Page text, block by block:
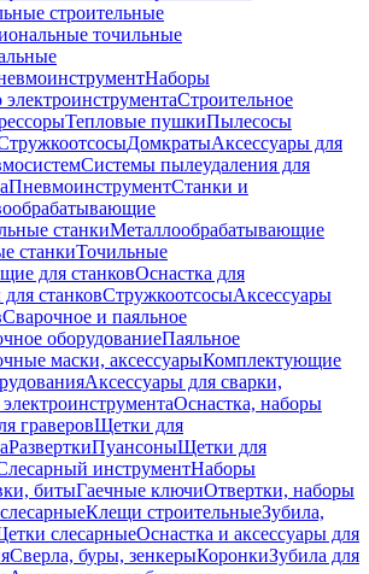
строительные
точильные
Наборы
Строительное
Тепловые пушкиПылесосы
ДомкратыАксессуары для
Системы пылеудаления для
ПневмоинструментСтанки и
станкиМеталлообрабатывающие
станкиТочильные
для станковОснастка для
станковСтружкоотсосыАксессуары
Сварочное и паяльное
оборудованиеПаяльное
маски, аксессуарыКомплектующие
Аксессуары для сварки,
Оснастка, наборы
граверовЩетки для
РазверткиПуансоныЩетки для
инструментНаборы
битыГаечные ключиОтвертки, наборы
Клещи строительныеЗубила,
слесарныеОснастка и аксессуары для
Сверла, буры, зенкерыКоронкиЗубила для